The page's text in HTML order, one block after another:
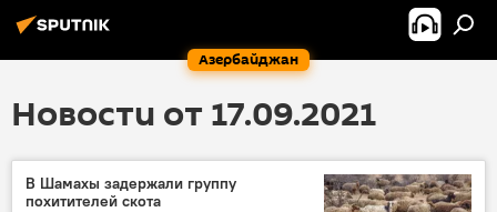
Азербайджан
Новости от 17.09.2021
В Шамахы задержали группу
похитителей скота